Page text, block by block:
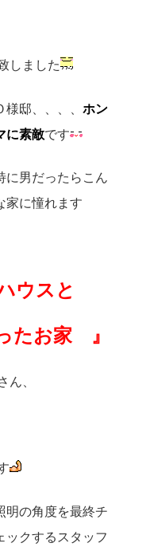
しました
様邸、、、、 ホン
に素敵です
に男だったらこん
家に憧れます
ウスと
お家 』
ん、
明の角度を最終チ
ックするスタッフ